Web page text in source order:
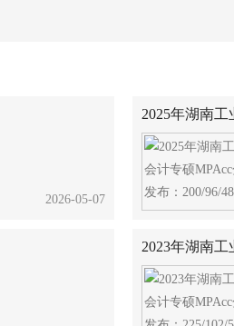
2026-05-07
2025年湖南
2023年湖南工